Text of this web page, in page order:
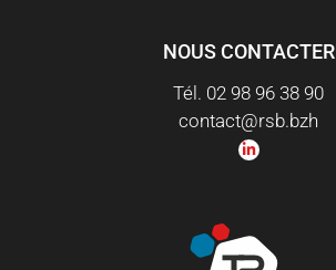
NOUS CONTACTER
Tél. 02 98 96 38 90
contact@rsb.bzh